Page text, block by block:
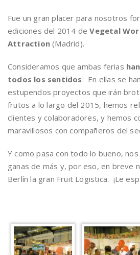
Fue un gran placer para nosotros
ediciones del 2014 deVegetal
Attraction (Madrid).
Consideramos que ambas ferias
todos los sentidos: En ellas se
estupendos proyectos que irán
frutos a lo largo del 2015, hemos
clientes y colaboradores, y hemos
maravillosos con compañeros del
Y como pasa con todo lo bueno,
ganas de más y, por eso, en breve
Berlín la gran Fruit Logistica. ¡Le